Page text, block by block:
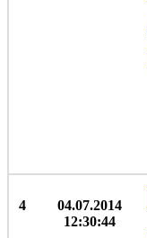
4
04.07.2014
12:30:44